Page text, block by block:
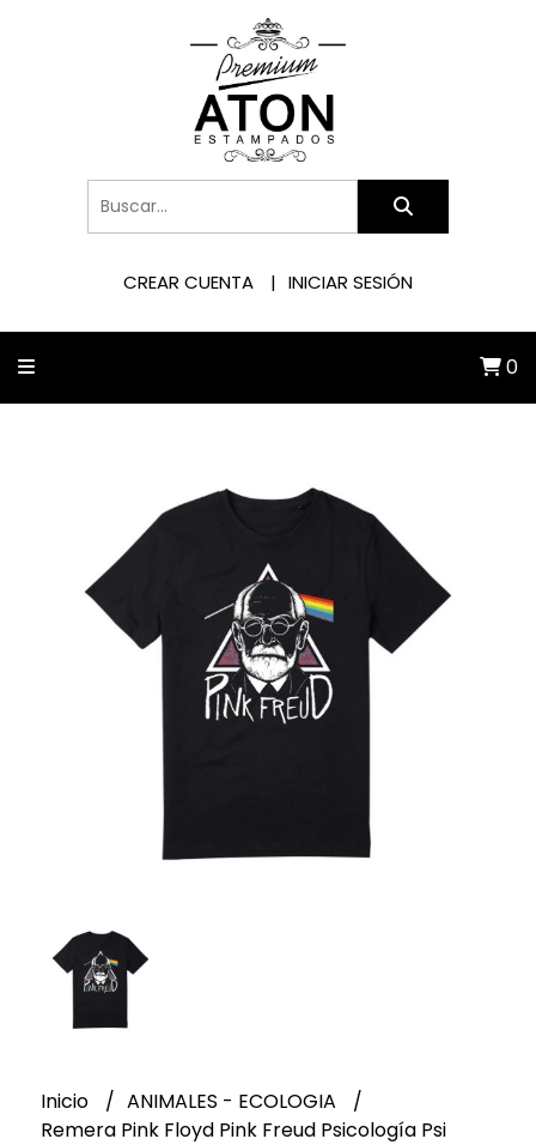
CREAR CUENTA INICIAR SESIÓN
0
Inicio
ANIMALES - ECOLOGIA
Remera Pink Floyd Pink Freud Psicología Psi